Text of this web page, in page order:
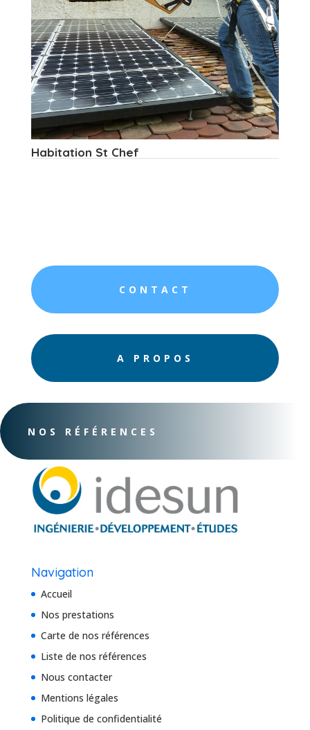
Habitation St Chef
CONTACT
A PROPOS
NOS RÉFÉRENCES
Navigation
Accueil
Nos prestations
Carte de nos références
Liste de nos références
Nous contacter
Mentions légales
Politique de confidentialité